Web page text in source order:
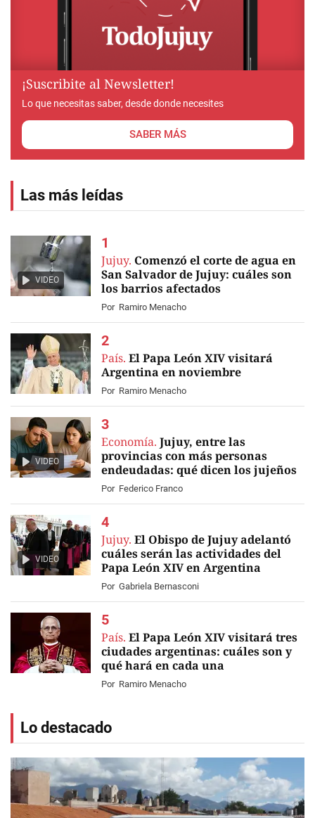
¡Suscribite al Newsletter!
Lo que necesitas saber, desde donde necesites
SABER MÁS
Las más leídas
VIDEO
Jujuy. Comenzó el corte de agua en
San Salvador de Jujuy: cuáles son
los barrios afectados
Por Ramiro Menacho
País. El Papa León XIV visitará
Argentina en noviembre
Por Ramiro Menacho
VIDEO
Economía. Jujuy, entre las
provincias con más personas
endeudadas: qué dicen los jujeños
Por Federico Franco
VIDEO
Jujuy. El Obispo de Jujuy adelantó
cuáles serán las actividades del
Papa León XIV en Argentina
Por Gabriela Bernasconi
País. El Papa León XIV visitará tres
ciudades argentinas: cuáles son y
qué hará en cada una
Por Ramiro Menacho
Lo destacado